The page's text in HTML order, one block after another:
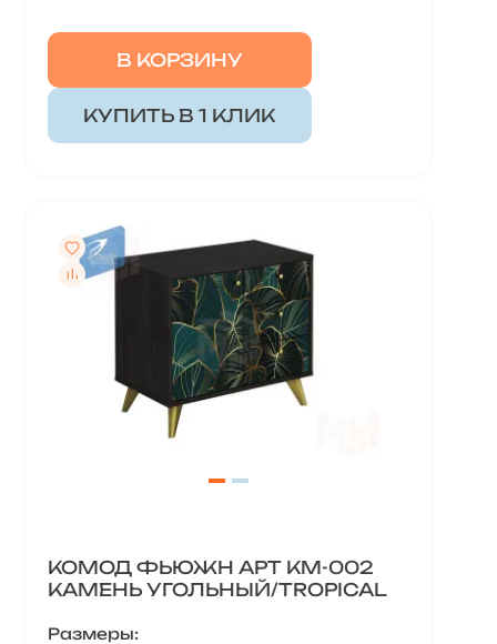
В КОРЗИНУ
КУПИТЬ В 1 КЛИК
КОМОД ФЬЮЖН АРТ КМ-002
КАМЕНЬ УГОЛЬНЫЙ/TROPICAL
Размеры: